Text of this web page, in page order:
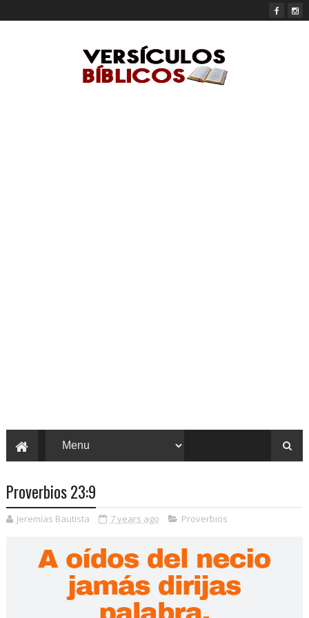
Proverbios 23:9
Jeremías Bautista 7 years ago Proverbios